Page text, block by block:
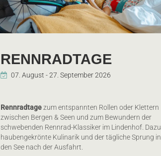
RENNRADTAGE
Rennradtagezum entspannten Rollen oder Klettern
zwischen Bergen & Seen und zum Bewundern der
schwebenden Rennrad-Klassiker im Lindenhof. Dazu
haubengekrönte Kulinarik und der tägliche Sprung in
den See nach der Ausfahrt.